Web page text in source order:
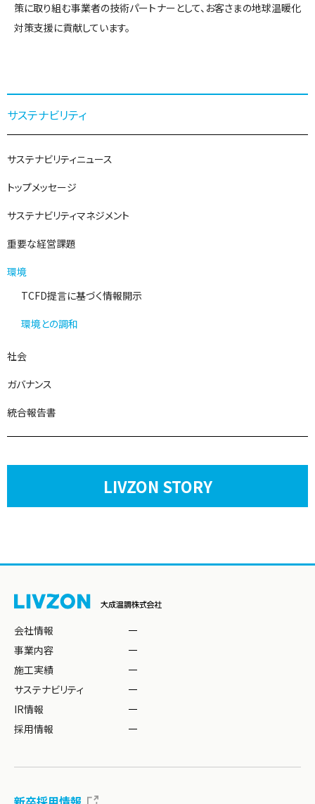
策に取り組む事業者の技術パートナーとして、お客さまの地球温暖化
対策支援に貢献しています。
サステナビリティ
サステナビリティニュース
トップメッセージ
サステナビリティマネジメント
重要な経営課題
環境
TCFD提言に基づく情報開示
環境との調和
社会
ガバナンス
統合報告書
LIVZON STORY
会社情報
事業内容
施工実績
サステナビリティ
IR情報
採用情報